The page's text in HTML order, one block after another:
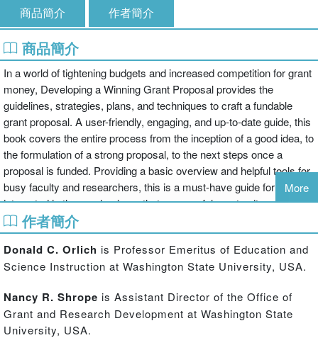
商品簡介 作者簡介
商品簡介
In a world of tightening budgets and increased competition for grant
money, Developing a Winning Grant Proposal provides the
guidelines, strategies, plans, and techniques to craft a fundable
grant proposal. A user-friendly, engaging, and up-to-date guide, this
book covers the entire process from the inception of a good idea, to
the formulation of a strong proposal, to the next steps once a
proposal is funded. Providing a basic overview and helpful tools for
busy faculty and researchers, this is a must-have guide for anyone
interested in the mechanisms that successful grant writers employ.
Special Features Include:
Appendices with a "Model of a Funded Proposal" and a "Basic
Toolbox for Grant Seekers"
More
作者簡介
Donald C. Orlich is Professor Emeritus of Education and
Science Instruction at Washington State University, USA.
Nancy R. Shrope is Assistant Director of the Office of
Grant and Research Development at Washington State
University, USA.